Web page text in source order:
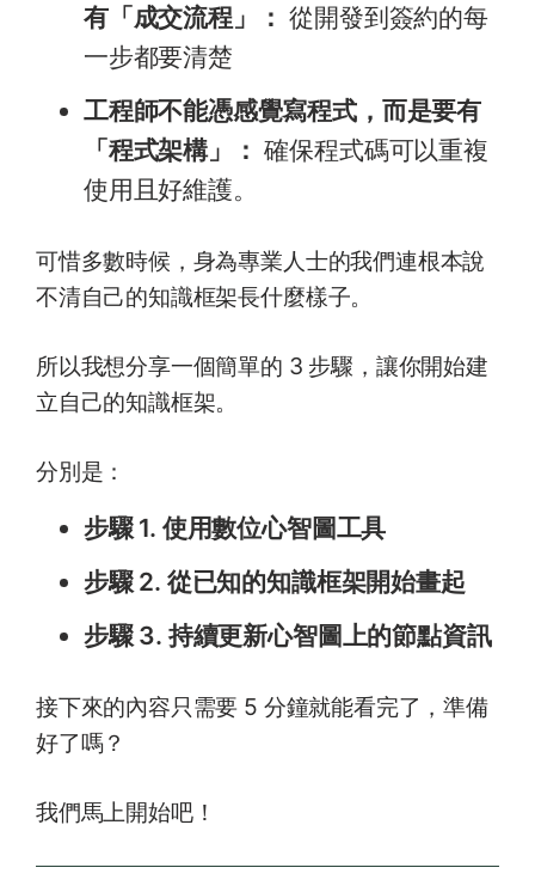
有「成交流程」： 從開發到簽約的每
一步都要清楚
工程師不能憑感覺寫程式，而是要有
「程式架構」： 確保程式碼可以重複
使用且好維護。
​可惜多數時候，身為專業人士的我們連根本說
不清自己的知識框架長什麼樣子。
所以我想分享一個簡單的 3 步驟，讓你開始建
立自己的知識框架。
分別是：
步驟 1. 使用數位心智圖工具
步驟 2. 從已知的知識框架開始畫起
步驟 3. 持續更新心智圖上的節點資訊
接下來的內容只需要 5 分鐘就能看完了，準備
好了嗎？
我們馬上開始吧！